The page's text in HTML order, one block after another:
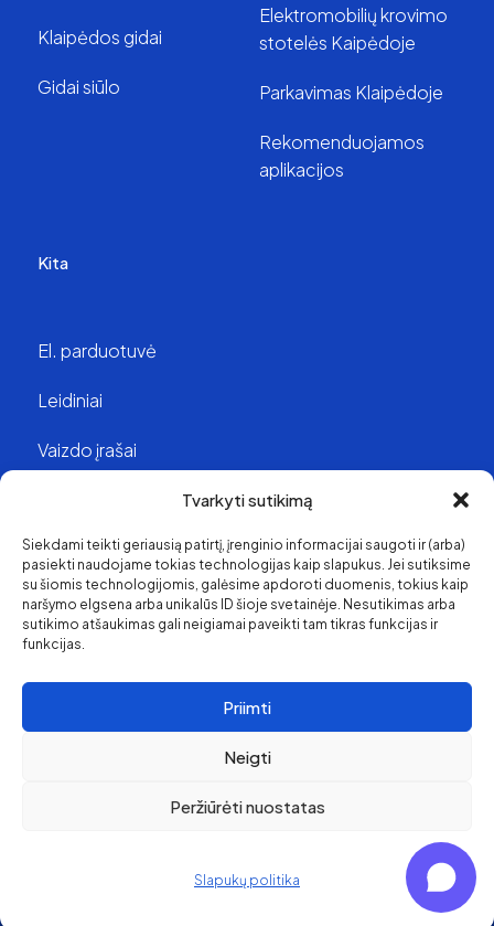
Tvarkyti sutikimą
Siekdami teikti geriausią patirtį, įrenginio informacijai saugoti ir (arba)
pasiekti naudojame tokias technologijas kaip slapukus. Jei sutiksime
su šiomis technologijomis, galėsime apdoroti duomenis, tokius kaip
naršymo elgsena arba unikalūs ID šioje svetainėje. Nesutikimas arba
sutikimo atšaukimas gali neigiamai paveikti tam tikras funkcijas ir
funkcijas.
Priimti
Neigti
Peržiūrėti nuostatas
Slapukų politika
Klaipėdos gidai
Gidai siūlo
Elektromobilių krovimo
stotelės Kaipėdoje
Parkavimas Klaipėdoje
Rekomenduojamos
aplikacijos
Kita
El. parduotuvė
Leidiniai
Vaizdo įrašai
Struktūra ir kontaktai
Apie mus
Svetainės medis
© 2026 Klaipėda Travel
Pirkimo ir grąžinimo
Privatumo politika